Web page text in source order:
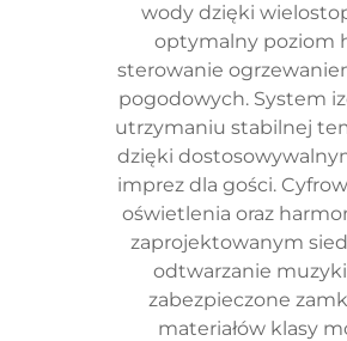
wody dzięki
optymalny poziom
sterowanie
pogodowych. System
utrzymaniu stabilnej
dzięki
imprez dla gości.
oświetlenia oraz
zaprojektowanym
odtwarzanie
zabezpieczone
materiałów klasy